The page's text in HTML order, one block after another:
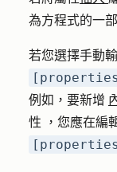
為方程式的一
若您選擇手動
例如，要新增
性
，您應在編